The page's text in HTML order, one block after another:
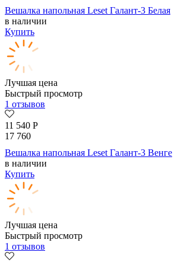
Вешалка напольная Leset Галант-3 Белая
в наличии
Купить
Лучшая цена
Быстрый просмотр
1 отзывов
11 540 Р
17 760
Вешалка напольная Leset Галант-3 Венге
в наличии
Купить
Лучшая цена
Быстрый просмотр
1 отзывов